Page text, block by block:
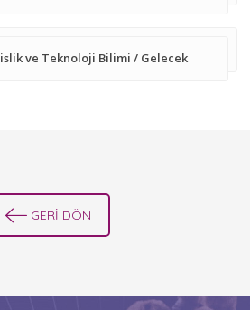
ve Teknoloji Bilimi / Gelecek
GERİ DÖN